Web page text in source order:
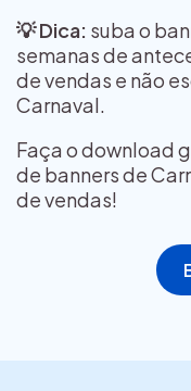
💡 Dica: suba o
semanas de
de vendas e não
Carnaval.
Faça o download
de banners de
de vendas!